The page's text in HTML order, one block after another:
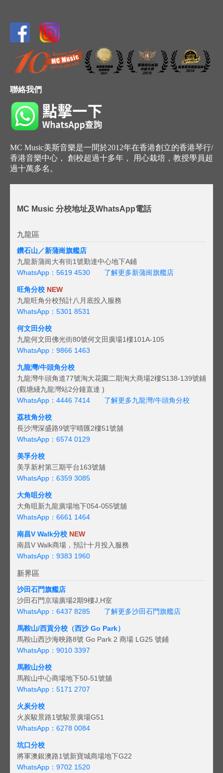
聯絡我們
MC Music美斯音樂是一間於2012年在香港創立的香港琴行/
香港音樂中心， 創校超過十多年， 用心栽培，教授學員超
過十萬多名。
MC Music 分校地址及WhatsApp電話
九龍區
鑽石山／新蒲崗旗艦店
九龍新蒲崗大有街1號勤達中心地下A鋪
WhatsApp：5619 4530
了解更多新蒲崗旗艦店
旺角分校 NEW
九龍旺角分校預計八月底投入服務
WhatsApp：5301 8531
何文田分校
九龍何文田佛光街80號何文田廣場1樓101A-105
WhatsApp：9866 1463
九龍灣/牛頭角分校
九龍灣牛頭角道77號淘大花園二期淘大商場2樓S138-139號鋪
(觀塘綫九龍灣站2分鐘直達 )
WhatsApp：4446 7414
了解更多九龍灣/牛頭角分校
荔枝角分校
長沙灣深盛路9號宇晴匯2樓51號舖
WhatsApp：6574 0129
美孚分校
美孚新村第三期平台163號舖
WhatsApp：6359 3085
大角咀分校
大角咀新九龍廣場地下054-055號舖
WhatsApp：6661 1464
南昌V Walk分校 NEW
南昌V Walk商場，預計十月投入服務
WhatsApp：9383 1960
新界區
沙田石門旗艦店
沙田石門京瑞廣場2期9樓J,H室
WhatsApp：6437 8285
了解更多沙田石門旗艦店
馬鞍山/西貢分校（西沙 Go Park）
馬鞍山西沙海映路8號 Go Park 2 商場 LG25 號鋪
WhatsApp：9010 3397
馬鞍山分校
馬鞍山中心商場地下50-51號舖
WhatsApp：5171 2707
火炭分校
火炭駿景路1號駿景廣場G51
WhatsApp：6278 0084
坑口分校
將軍澳銀澳路1號新寶城商場地下G22
WhatsApp：9702 1520